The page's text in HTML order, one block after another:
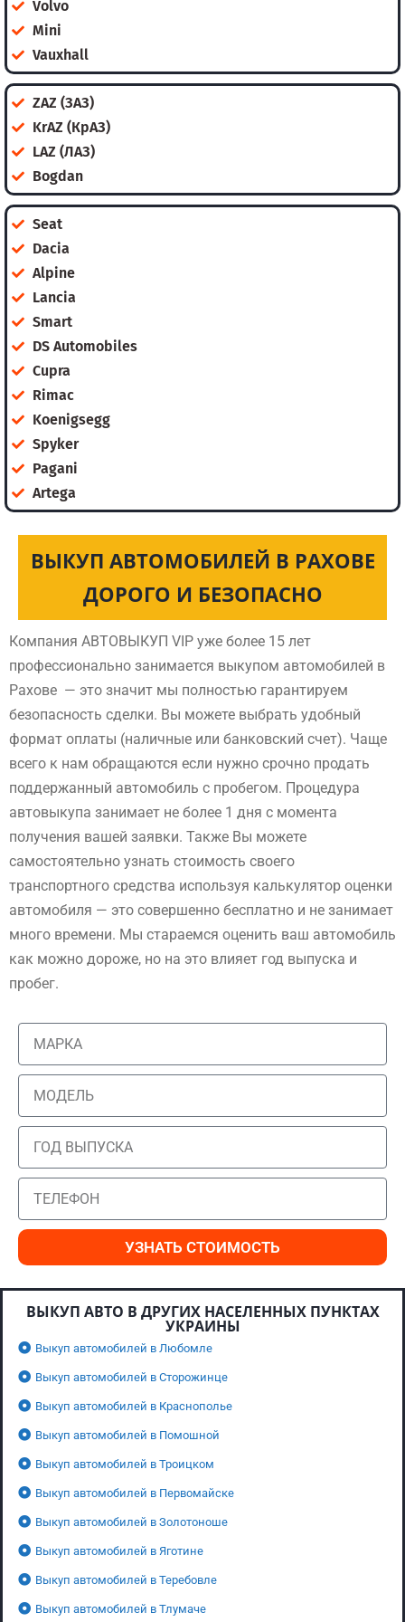
Volvo
Mini
Vauxhall
ZAZ (ЗАЗ)
KrAZ (КрАЗ)
LAZ (ЛАЗ)
Bogdan
Seat
Dacia
Alpine
Lancia
Smart
DS Automobiles
Cupra
Rimac
Koenigsegg
Spyker
Pagani
Artega
ВЫКУП АВТОМОБИЛЕЙ В РАХОВЕ
ДОРОГО И БЕЗОПАСНО
Компания АВТОВЫКУП VIP уже более 15 лет
профессионально занимается выкупом автомобилей в
Рахове — это значит мы полностью гарантируем
безопасность сделки. Вы можете выбрать удобный
формат оплаты (наличные или банковский счет). Чаще
всего к нам обращаются если нужно срочно продать
поддержанный автомобиль с пробегом. Процедура
автовыкупа занимает не более 1 дня с момента
получения вашей заявки. Также Вы можете
самостоятельно узнать стоимость своего
транспортного средства используя калькулятор оценки
автомобиля — это совершенно бесплатно и не занимает
много времени. Мы стараемся оценить ваш автомобиль
как можно дороже, но на это влияет год выпуска и
пробег.
УЗНАТЬ СТОИМОСТЬ
ВЫКУП АВТО В ДРУГИХ НАСЕЛЕННЫХ ПУНКТАХ
УКРАИНЫ
Выкуп автомобилей в Любомле
Выкуп автомобилей в Сторожинце
Выкуп автомобилей в Краснополье
Выкуп автомобилей в Помошной
Выкуп автомобилей в Троицком
Выкуп автомобилей в Первомайске
Выкуп автомобилей в Золотоноше
Выкуп автомобилей в Яготине
Выкуп автомобилей в Теребовле
Выкуп автомобилей в Тлумаче